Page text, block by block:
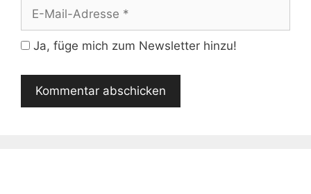
Adresse
Ja, füge mich zum Newsletter hinzu!